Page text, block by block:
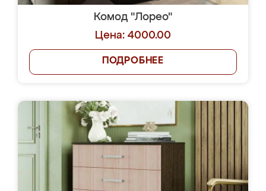
Комод "Лорео"
Цена: 4000.00
ПОДРОБНЕЕ